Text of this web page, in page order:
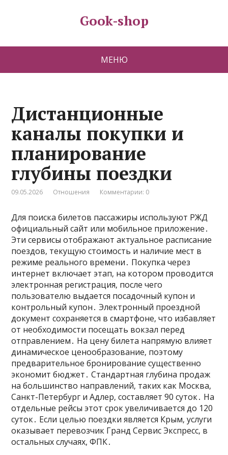
Gook-shop
МЕНЮ
Дистанционные
каналы покупки и
планирование
глубины поездки
09.05.2026 Отношения Комментарии: 0
Для поиска билетов пассажиры используют РЖД
официальный сайт или мобильное приложение․
Эти сервисы отображают актуальное расписание
поездов‚ текущую стоимость и наличие мест в
режиме реального времени․ Покупка через
интернет включает этап‚ на котором проводится
электронная регистрация‚ после чего
пользователю выдается посадочный купон и
контрольный купон․ Электронный проездной
документ сохраняется в смартфоне‚ что избавляет
от необходимости посещать вокзал перед
отправлением․ На цену билета напрямую влияет
динамическое ценообразование‚ поэтому
предварительное бронирование существенно
экономит бюджет․ Стандартная глубина продаж
на большинство направлений‚ таких как Москва‚
Санкт-Петербург и Адлер‚ составляет 90 суток․ На
отдельные рейсы этот срок увеличивается до 120
суток․ Если целью поездки является Крым‚ услуги
оказывает перевозчик Гранд Сервис Экспресс‚ в
остальных случаях, ФПК․